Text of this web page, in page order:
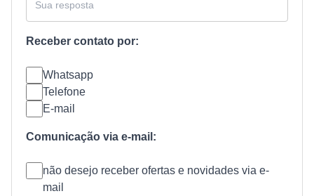
Receber contato por:
Whatsapp
Telefone
E-mail
Comunicação via e-mail:
não desejo receber ofertas e novidades via e-
mail